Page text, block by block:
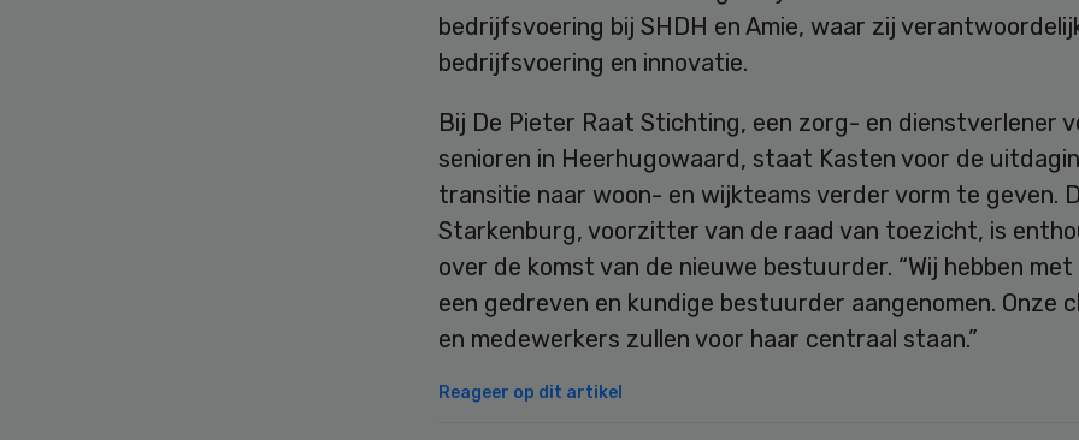
bedrijfsvoering bij SHDH en Amie, waar zij
bedrijfsvoering en innovatie.
Bij De Pieter Raat Stichting, een zorg- en dienstverlener
senioren in Heerhugowaard, staat Kasten voor de
transitie naar woon- en wijkteams verder vorm te geven.
Starkenburg, voorzitter van de raad van toezicht, is
over de komst van de nieuwe bestuurder. “Wij hebben met
een gedreven en kundige bestuurder aangenomen. Onze
en medewerkers zullen voor haar centraal staan.”
Reageer op dit artikel